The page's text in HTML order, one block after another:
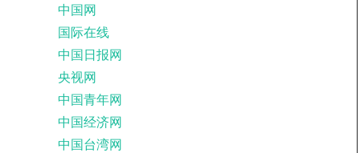
中国网
国际在线
中国日报网
央视网
中国青年网
中国经济网
中国台湾网